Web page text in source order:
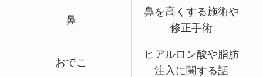
鼻
鼻を高くする施術や
修正手術
おでこ
ヒアルロン酸や脂肪
注入に関する話